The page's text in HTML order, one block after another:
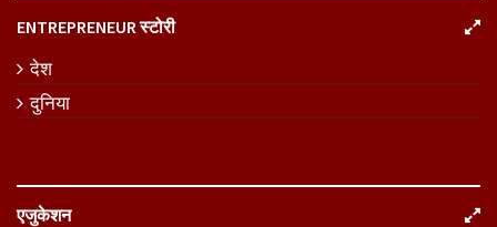
ENTREPRENEUR स्टोरी
देश
दुनिया
एजुकेशन